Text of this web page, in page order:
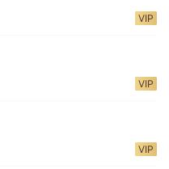
VIP
VIP
VIP